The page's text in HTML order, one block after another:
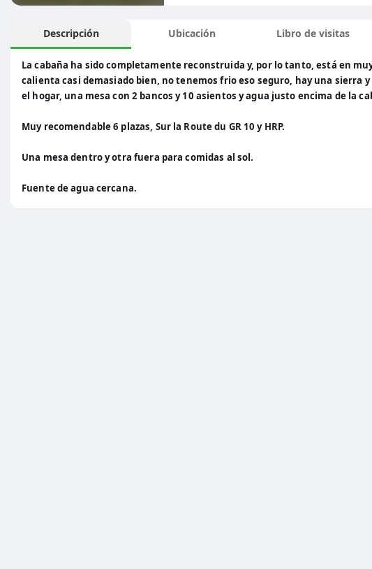
Descripción
La cabaña ha sido completamente reconstruida y, por lo tanto, está en
calienta casi demasiado bien, no tenemos frio eso seguro, hay una sierra
el hogar, una mesa con 2 bancos y 10 asientos y agua justo encima de la
Muy recomendable 6 plazas, Sur la Route du GR 10 y HRP.
Una mesa dentro y otra fuera para comidas al sol.
Fuente de agua cercana.
Ubicación Libro de visitas